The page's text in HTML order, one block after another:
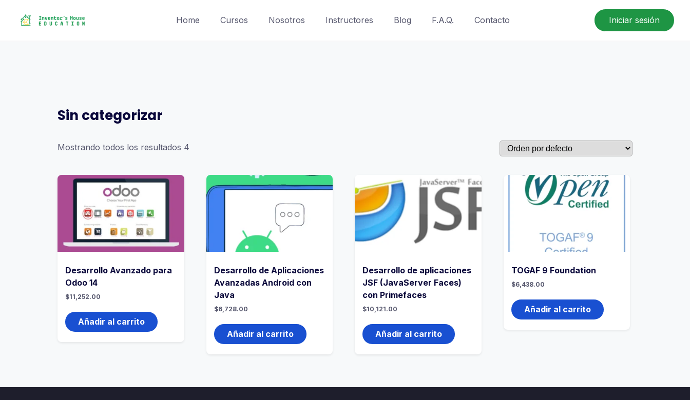
Home Cursos Nosotros Instructores Blog F.A.Q. Contacto Iniciar sesión
Sin categorizar
Mostrando todos los resultados 4
Desarrollo Avanzado para
Odoo 14
$11,252.00
Añadir al carrito
Desarrollo de Aplicaciones
Avanzadas Android con
Java
$6,728.00
Añadir al carrito
Desarrollo de aplicaciones
JSF (JavaServer Faces)
con Primefaces
$10,121.00
Añadir al carrito
TOGAF 9 Foundation
$6,438.00
Añadir al carrito